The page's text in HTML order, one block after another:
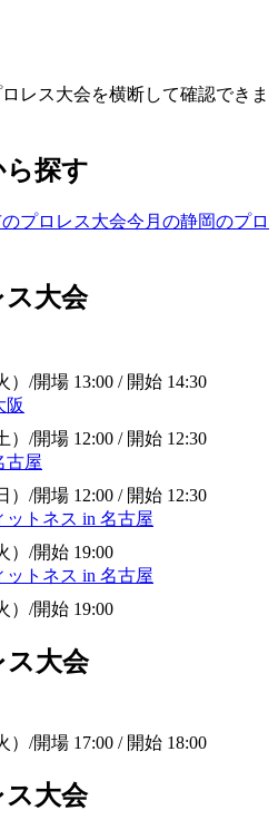
レス大会を横断して確認できま
ら探す
プロレス大会今月の静岡のプロ
ス大会
） /開場 13:00 / 開始 14:30
阪
） /開場 12:00 / 開始 12:30
古屋
） /開場 12:00 / 開始 12:30
ットネス in 名古屋
） /開始 19:00
ットネス in 名古屋
） /開始 19:00
ス大会
） /開場 17:00 / 開始 18:00
大会